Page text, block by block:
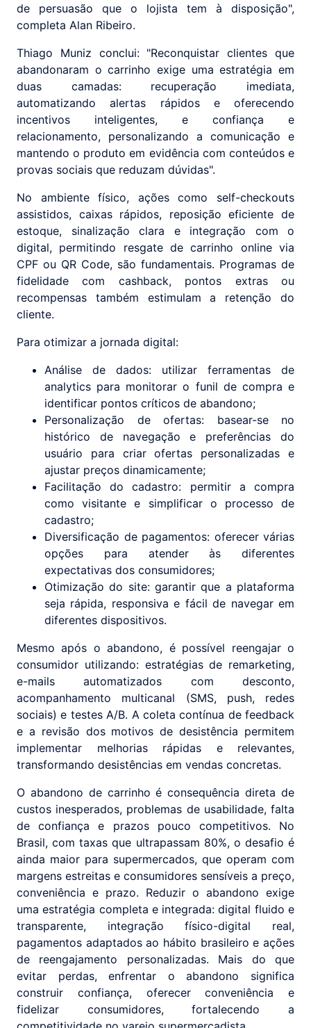
de persuasão que o lojista tem à disposição",
completa Alan Ribeiro.
Thiago Muniz conclui: "Reconquistar clientes que
abandonaram o carrinho exige uma estratégia em
duas camadas: recuperação imediata,
automatizando alertas rápidos e oferecendo
incentivos inteligentes, e confiança e
relacionamento, personalizando a comunicação e
mantendo o produto em evidência com conteúdos e
provas sociais que reduzam dúvidas".
No ambiente físico, ações como self-checkouts
assistidos, caixas rápidos, reposição eficiente de
estoque, sinalização clara e integração com o
digital, permitindo resgate de carrinho online via
CPF ou QR Code, são fundamentais. Programas de
fidelidade com cashback, pontos extras ou
recompensas também estimulam a retenção do
cliente.
Para otimizar a jornada digital:
Análise de dados: utilizar ferramentas de
analytics para monitorar o funil de compra e
identificar pontos críticos de abandono;
Personalização de ofertas: basear-se no
histórico de navegação e preferências do
usuário para criar ofertas personalizadas e
ajustar preços dinamicamente;
Facilitação do cadastro: permitir a compra
como visitante e simplificar o processo de
cadastro;
Diversificação de pagamentos: oferecer várias
opções para atender às diferentes
expectativas dos consumidores;
Otimização do site: garantir que a plataforma
seja rápida, responsiva e fácil de navegar em
diferentes dispositivos.
Mesmo após o abandono, é possível reengajar o
consumidor utilizando: estratégias de remarketing,
e-mails automatizados com desconto,
acompanhamento multicanal (SMS, push, redes
sociais) e testes A/B. A coleta contínua de feedback
e a revisão dos motivos de desistência permitem
implementar melhorias rápidas e relevantes,
transformando desistências em vendas concretas.
O abandono de carrinho é consequência direta de
custos inesperados, problemas de usabilidade, falta
de confiança e prazos pouco competitivos. No
Brasil, com taxas que ultrapassam 80%, o desafio é
ainda maior para supermercados, que operam com
margens estreitas e consumidores sensíveis a preço,
conveniência e prazo. Reduzir o abandono exige
uma estratégia completa e integrada: digital fluido e
transparente, integração físico-digital real,
pagamentos adaptados ao hábito brasileiro e ações
de reengajamento personalizadas. Mais do que
evitar perdas, enfrentar o abandono significa
construir confiança, oferecer conveniência e
fidelizar consumidores, fortalecendo a